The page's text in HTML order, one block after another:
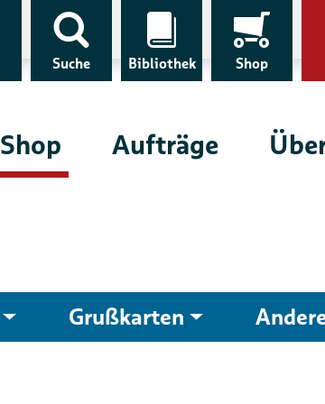
Suche Bibliothek Shop
Shop Aufträge
Grußkarten